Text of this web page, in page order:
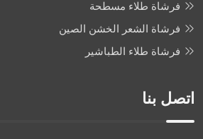
فرشاة طلاء مسطحة
فرشاة الشعر الخشن الصين
فرشاة طلاء الطباشير
اتصل بنا